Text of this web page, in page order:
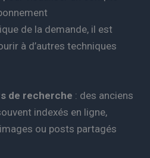
de la demande, il est
à d’autres techniques
de recherche : des anciens
indexés en ligne,
ou posts partagés